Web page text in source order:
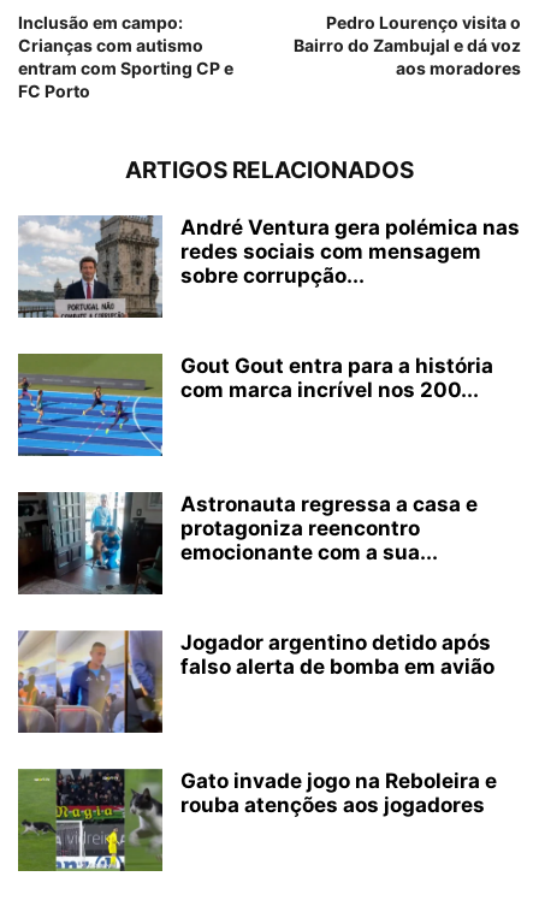
Inclusão em campo:
Crianças com autismo
entram com Sporting CP e
FC Porto
Pedro Lourenço visita o
Bairro do Zambujal e dá voz
aos moradores
ARTIGOS RELACIONADOS
André Ventura gera polémica nas
redes sociais com mensagem
sobre corrupção...
Gout Gout entra para a história
com marca incrível nos 200...
Astronauta regressa a casa e
protagoniza reencontro
emocionante com a sua...
Jogador argentino detido após
falso alerta de bomba em avião
Gato invade jogo na Reboleira e
rouba atenções aos jogadores